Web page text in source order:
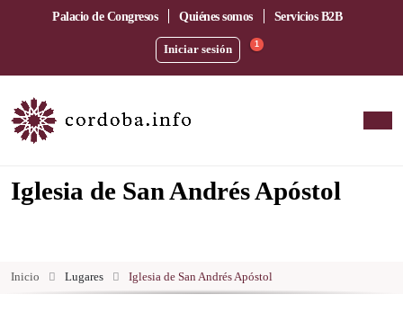
Palacio de Congresos Quiénes somos Servicios B2B
Iniciar sesión 1
Iglesia de San Andrés Apóstol
Inicio Lugares Iglesia de San Andrés Apóstol